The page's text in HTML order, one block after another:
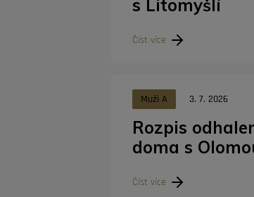
s Litomyšlí
Číst více
Muži A 3. 7. 2026
Rozpis
doma s
Číst více